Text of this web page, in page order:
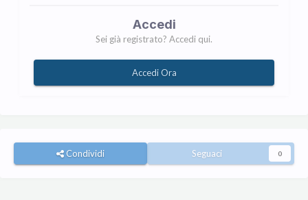
Accedi
Sei già registrato? Accedi qui.
Accedi Ora
Condividi Seguaci 0